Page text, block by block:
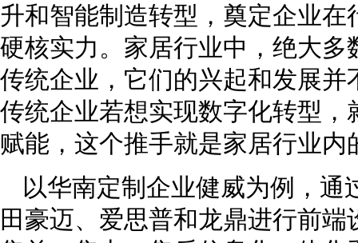
升和智能制造转型，奠定企业
硬核实力。家居行业中，绝大多
传统企业，它们的兴起和发展
传统企业若想实现数字化转型，
赋能，这个推手就是家居行业内
以华南定制企业健威为例，通
田豪迈、爱思普和龙鼎进行前